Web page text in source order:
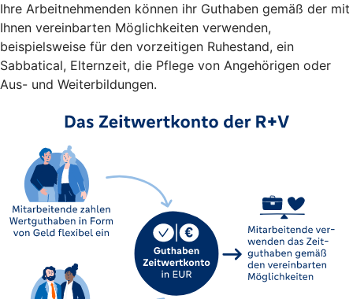
Ihre Arbeitnehmenden können ihr Guthaben gemäß der mit
Ihnen vereinbarten Möglichkeiten verwenden,
beispielsweise für den vorzeitigen Ruhestand, ein
Sabbatical, Elternzeit, die Pflege von Angehörigen oder
Aus- und Weiterbildungen.